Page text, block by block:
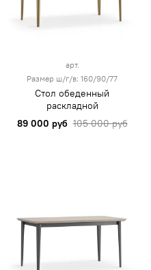
арт.
Размер ш/г/в: 160/90/77
Стол обеденный
раскладной
89 000 руб 105 000 руб